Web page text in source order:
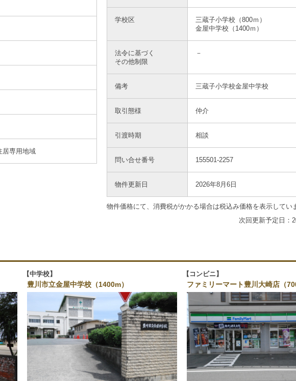
居専用地域
学校区
三蔵子小学校（800ｍ）
金屋中学校（1400ｍ）
法令に基づく
その他制限
－
備考 三蔵子小学校金屋中学校
取引態様 仲介
引渡時期 相談
問い合せ番号 155501-2257
物件更新日 2026年8月6日
物件価格にて、消費税がかかる場合は税込み価格を表示してい
中学校
豊川市立金屋中学校（1400m）
コンビニ
ファミリーマート豊川大崎店（